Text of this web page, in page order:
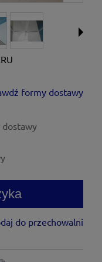
płatności
formy dostawy
dostawy
do przechowalni